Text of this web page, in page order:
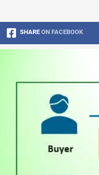
SHARE ON FACEBOOK